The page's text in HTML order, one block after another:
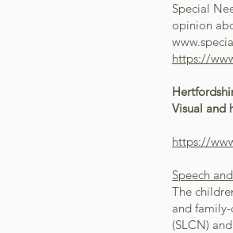
Special
opinion
https://
Visual and
https://
Speech
The
and
(SLCN)